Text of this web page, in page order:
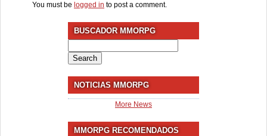
You must be logged in to post a comment.
BUSCADOR MMORPG
for:
NOTICIAS MMORPG
More News
MMORPG RECOMENDADOS